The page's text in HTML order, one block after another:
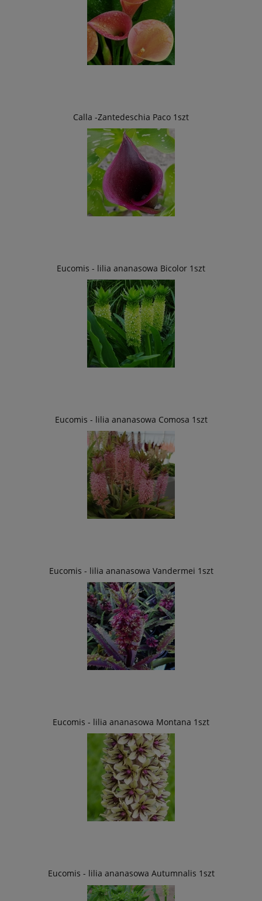
Calla -Zantedeschia Paco 1szt
Eucomis - lilia ananasowa Bicolor 1szt
Eucomis - lilia ananasowa Comosa 1szt
Eucomis - lilia ananasowa Vandermei 1szt
Eucomis - lilia ananasowa Montana 1szt
Eucomis - lilia ananasowa Autumnalis 1szt